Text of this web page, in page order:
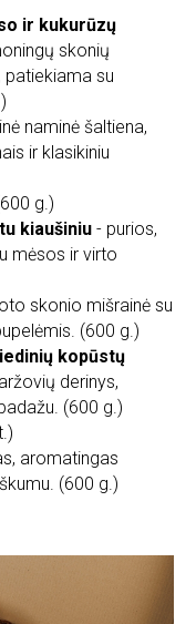
ir kukurūzų
skonių
patiekiama su
naminė šaltiena,
ir klasikiniu
g.)
kiaušiniu - purios,
mėsos ir virto
skonio mišrainė su
(600 g.)
kopūstų
derinys,
(600 g.)
aromatingas
(600 g.)